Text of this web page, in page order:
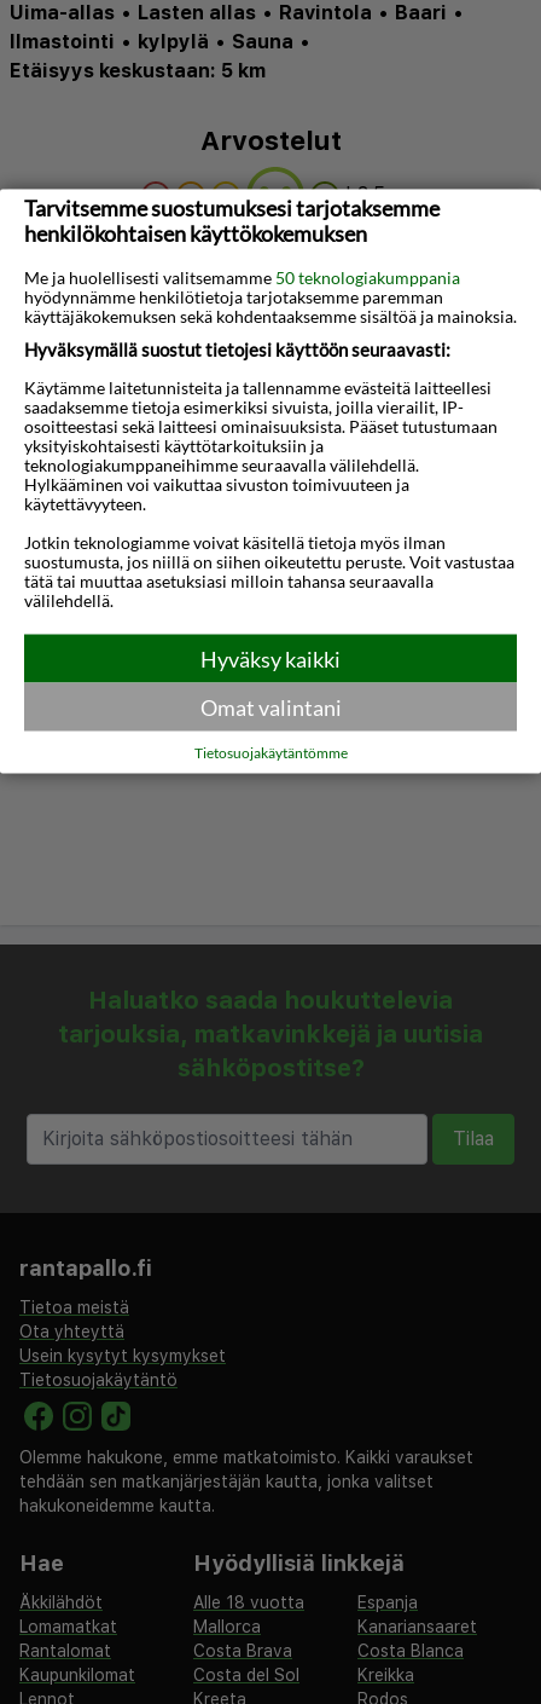
Uima-allas • Lasten allas • Ravintola • Baari •
Ilmastointi • kylpylä • Sauna •
Etäisyys keskustaan: 5 km
Arvostelut
| 3,5
Tietoja hotellista
N/A
Kartta
Haluatko saada houkuttelevia
tarjouksia, matkavinkkejä ja uutisia
sähköpostitse?
Tilaa
rantapallo.fi
Tietoa meistä
Ota yhteyttä
Usein kysytyt kysymykset
Tietosuojakäytäntö
Olemme hakukone, emme matkatoimisto. Kaikki varaukset
tehdään sen matkanjärjestäjän kautta, jonka valitset
hakukoneidemme kautta.
Hae
Äkkilähdöt
Lomamatkat
Rantalomat
Kaupunkilomat
Lennot
Hyödyllisiä linkkejä
Alle 18 vuotta
Espanja
Mallorca
Kanariansaaret
Costa Brava
Costa Blanca
Costa del Sol
Kreikka
Kreeta
Rodos
Tarvitsemme suostumuksesi tarjotaksemme
henkilökohtaisen käyttökokemuksen
Me ja huolellisesti valitsemamme 50 teknologiakumppania
hyödynnämme henkilötietoja tarjotaksemme paremman
käyttäjäkokemuksen sekä kohdentaaksemme sisältöä ja mainoksia.
Hyväksymällä suostut tietojesi käyttöön seuraavasti:
Käytämme laitetunnisteita ja tallennamme evästeitä laitteellesi
saadaksemme tietoja esimerkiksi sivuista, joilla vierailit, IP-
osoitteestasi sekä laitteesi ominaisuuksista. Pääset tutustumaan
yksityiskohtaisesti käyttötarkoituksiin ja
teknologiakumppaneihimme seuraavalla välilehdellä.
Hylkääminen voi vaikuttaa sivuston toimivuuteen ja
käytettävyyteen.
Jotkin teknologiamme voivat käsitellä tietoja myös ilman
suostumusta, jos niillä on siihen oikeutettu peruste. Voit vastustaa
tätä tai muuttaa asetuksiasi milloin tahansa seuraavalla
välilehdellä.
Hyväksy kaikki
Omat valintani
Tietosuojakäytäntömme